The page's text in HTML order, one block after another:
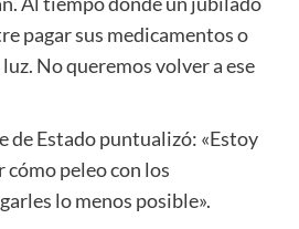
pagar sus medicamentos o
No queremos volver a ese
de Estado puntualizó: «Estoy
peleo con los
lo menos posible».